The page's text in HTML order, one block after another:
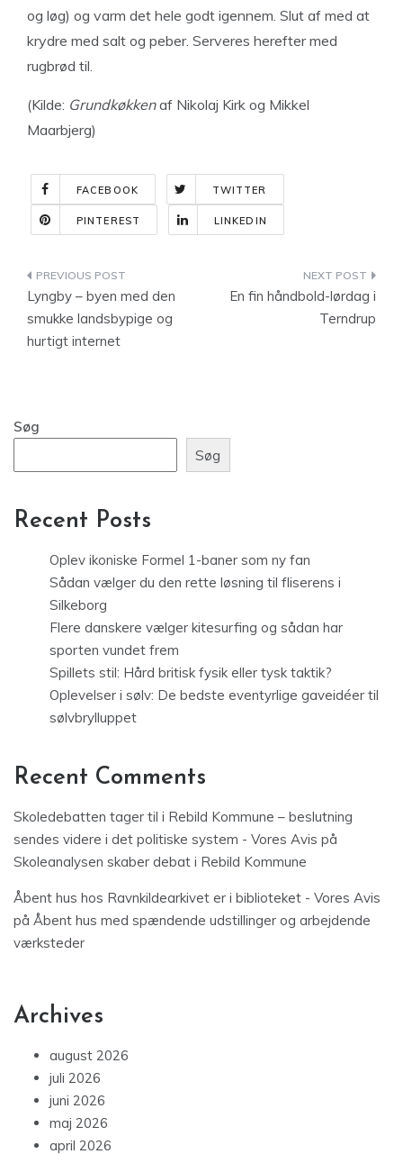
og løg) og varm det hele godt igennem. Slut af med at
krydre med salt og peber. Serveres herefter med
rugbrød til.
(Kilde: Grundkøkkenaf Nikolaj Kirk og Mikkel
Maarbjerg)
FACEBOOK TWITTER
PINTEREST LINKEDIN
Indlægsnavigation
Lyngby – byen med den
smukke landsbypige og
hurtigt internet
En fin håndbold-lørdag i
Terndrup
Søg
Søg
Recent Posts
Oplev ikoniske Formel 1-baner som ny fan
Sådan vælger du den rette løsning til fliserens i
Silkeborg
Flere danskere vælger kitesurfing og sådan har
sporten vundet frem
Spillets stil: Hård britisk fysik eller tysk taktik?
Oplevelser i sølv: De bedste eventyrlige gaveidéer til
sølvbrylluppet
Recent Comments
Skoledebatten tager til i Rebild Kommune – beslutning
sendes videre i det politiske system - Vores Avis på
Skoleanalysen skaber debat i Rebild Kommune
Åbent hus hos Ravnkildearkivet er i biblioteket - Vores Avis
på Åbent hus med spændende udstillinger og arbejdende
værksteder
Archives
august 2026
juli 2026
juni 2026
maj 2026
april 2026